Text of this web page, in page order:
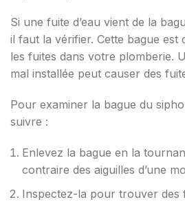
Si une fuite d’eau vient de la
il faut la vérifier. Cette bague est
les fuites dans votre plomberie.
mal installée peut causer des
Pour examiner la bague du
suivre :
Enlevez la bague en la
contraire des aiguilles d’une
Inspectez-la pour trouver des